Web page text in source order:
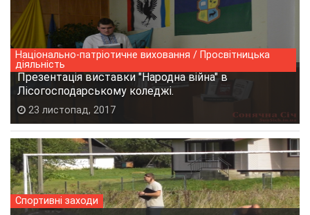
Національно-патріотичне виховання / Просвітницька
діяльність
Презентація виставки "Народна війна" в
Лісогосподарському коледжі.
23 листопад, 2017
Спортивні заходи